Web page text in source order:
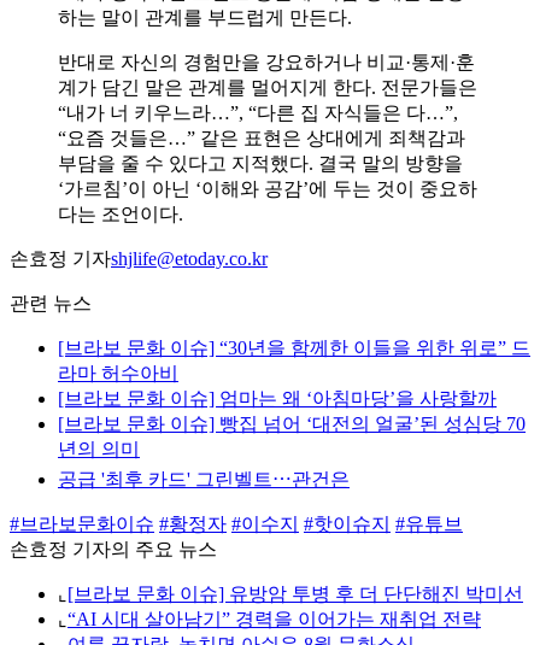
하는 말이 관계를 부드럽게 만든다.
반대로 자신의 경험만을 강요하거나 비교·통제·훈
계가 담긴 말은 관계를 멀어지게 한다. 전문가들은
“내가 너 키우느라…”, “다른 집 자식들은 다…”,
“요즘 것들은…” 같은 표현은 상대에게 죄책감과
부담을 줄 수 있다고 지적했다. 결국 말의 방향을
‘가르침’이 아닌 ‘이해와 공감’에 두는 것이 중요하
다는 조언이다.
손효정 기자shjlife@etoday.co.kr
관련 뉴스
[브라보 문화 이슈] “30년을 함께한 이들을 위한 위로” 드
라마 허수아비
[브라보 문화 이슈] 엄마는 왜 ‘아침마당’을 사랑할까
[브라보 문화 이슈] 빵집 넘어 ‘대전의 얼굴’된 성심당 70
년의 의미
공급 '최후 카드' 그린벨트⋯관건은
#브라보문화이슈 #황정자 #이수지 #핫이슈지 #유튜브
손효정 기자의 주요 뉴스
⌞ [브라보 문화 이슈] 유방암 투병 후 더 단단해진 박미선
⌞ “AI 시대 살아남기” 경력을 이어가는 재취업 전략